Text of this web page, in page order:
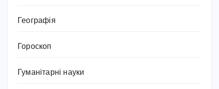
Географія
Гороскоп
Гуманітарні науки